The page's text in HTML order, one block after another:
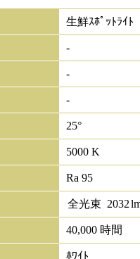
生鮮ｽﾎﾟｯﾄﾗｲﾄ
-
-
-
25°
5000 K
Ra 95
全光束 2032
40,000 時間
ﾎﾜｲﾄ